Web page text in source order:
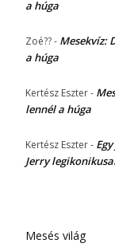
a húga
Zoé??- Mesekvíz:
a húga
Kertész Eszter-
lennél a húga
Kertész Eszter-
Jerry
Mesés világ